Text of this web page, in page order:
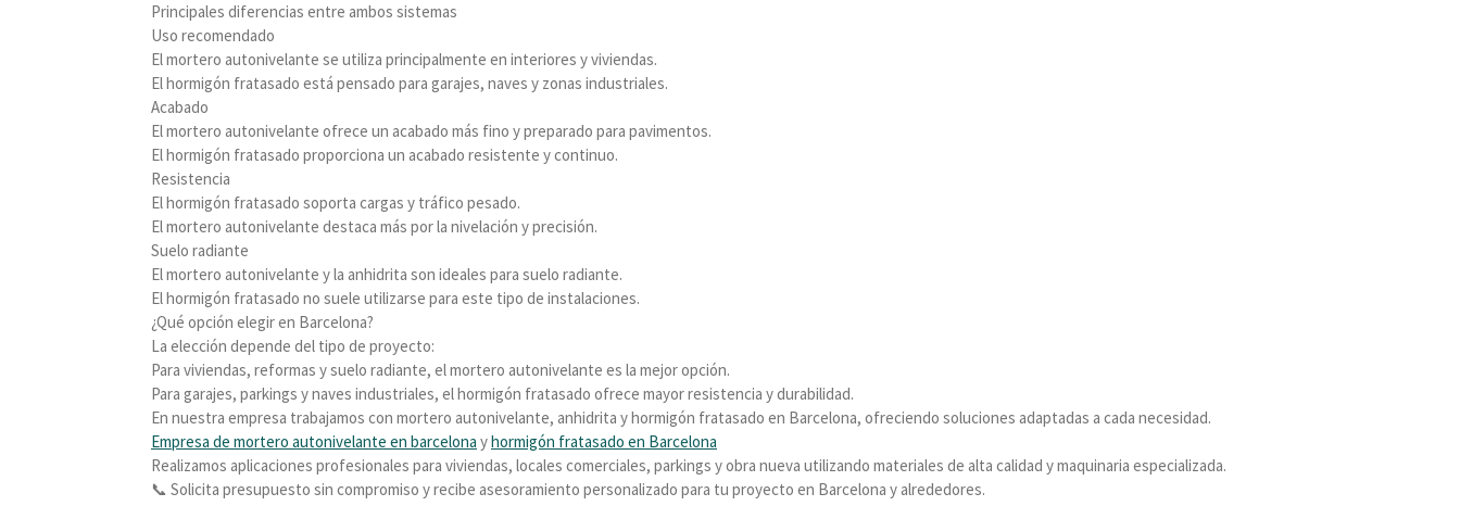
Principales diferencias entre ambos sistemas
Uso recomendado
El mortero autonivelante se utiliza principalmente en interiores y viviendas.
El hormigón fratasado está pensado para garajes, naves y zonas industriales.
Acabado
El mortero autonivelante ofrece un acabado más fino y preparado para pavimentos.
El hormigón fratasado proporciona un acabado resistente y continuo.
Resistencia
El hormigón fratasado soporta cargas y tráfico pesado.
El mortero autonivelante destaca más por la nivelación y precisión.
Suelo radiante
El mortero autonivelante y la anhidrita son ideales para suelo radiante.
El hormigón fratasado no suele utilizarse para este tipo de instalaciones.
¿Qué opción elegir en Barcelona?
La elección depende del tipo de proyecto:
Para viviendas, reformas y suelo radiante, el mortero autonivelante es la mejor opción.
Para garajes, parkings y naves industriales, el hormigón fratasado ofrece mayor resistencia y durabilidad.
En nuestra empresa trabajamos con mortero autonivelante, anhidrita y hormigón fratasado en Barcelona, ofreciendo soluciones adaptadas a cada necesidad.
Empresa de mortero autonivelante en barcelona yhormigón fratasado en Barcelona
Realizamos aplicaciones profesionales para viviendas, locales comerciales, parkings y obra nueva utilizando materiales de alta calidad y maquinaria especializada.
📞 Solicita presupuesto sin compromiso y recibe asesoramiento personalizado para tu proyecto en Barcelona y alrededores.